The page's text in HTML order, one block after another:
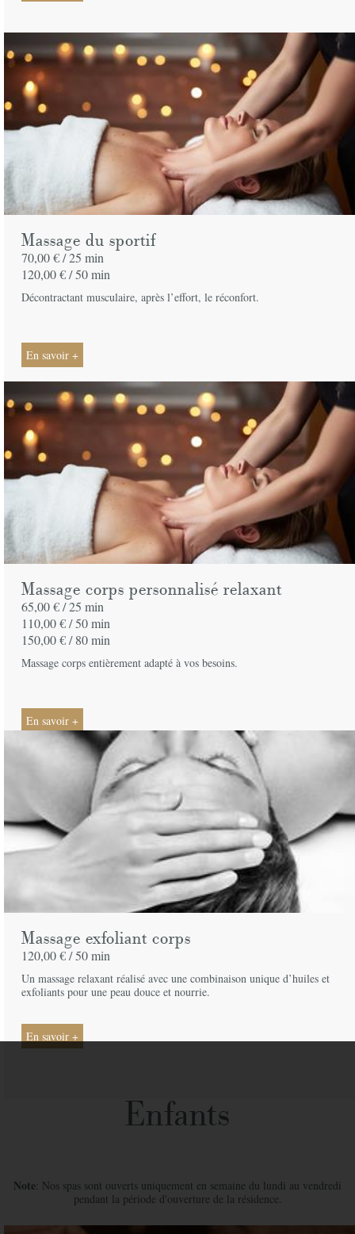
Massage du sportif
70,00 € /25 min
120,00 € /50 min
Décontractant musculaire, après l’effort, le réconfort.
En savoir +
Massage corps personnalisé relaxant
65,00 € /25 min
110,00 € /50 min
150,00 € /80 min
Massage corps entièrement adapté à vos besoins.
En savoir +
Massage exfoliant corps
120,00 € /50 min
Un massage relaxant réalisé avec une combinaison unique d’huiles et
exfoliants pour une peau douce et nourrie.
En savoir +
Enfants
Note: Nos spas sont ouverts uniquement en semaine du lundi au vendredi
pendant la période d'ouverture de la résidence.